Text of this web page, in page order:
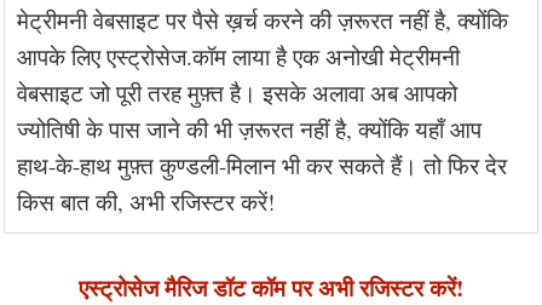
मेट्रीमनी वेबसाइट पर पैसे ख़र्च करने की ज़रूरत नहीं है, क्योंकि
आपके लिए एस्ट्रोसेज.कॉम लाया है एक अनोखी मेट्रीमनी
वेबसाइट जो पूरी तरह मुफ़्त है। इसके अलावा अब आपको
ज्योतिषी के पास जाने की भी ज़रूरत नहीं है, क्योंकि यहाँ आप
हाथ-के-हाथ मुफ़्त कुण्डली-मिलान भी कर सकते हैं। तो फिर देर
किस बात की, अभी रजिस्टर करें!
एस्ट्रोसेज मैरिज डॉट कॉम पर अभी रजिस्टर करें!